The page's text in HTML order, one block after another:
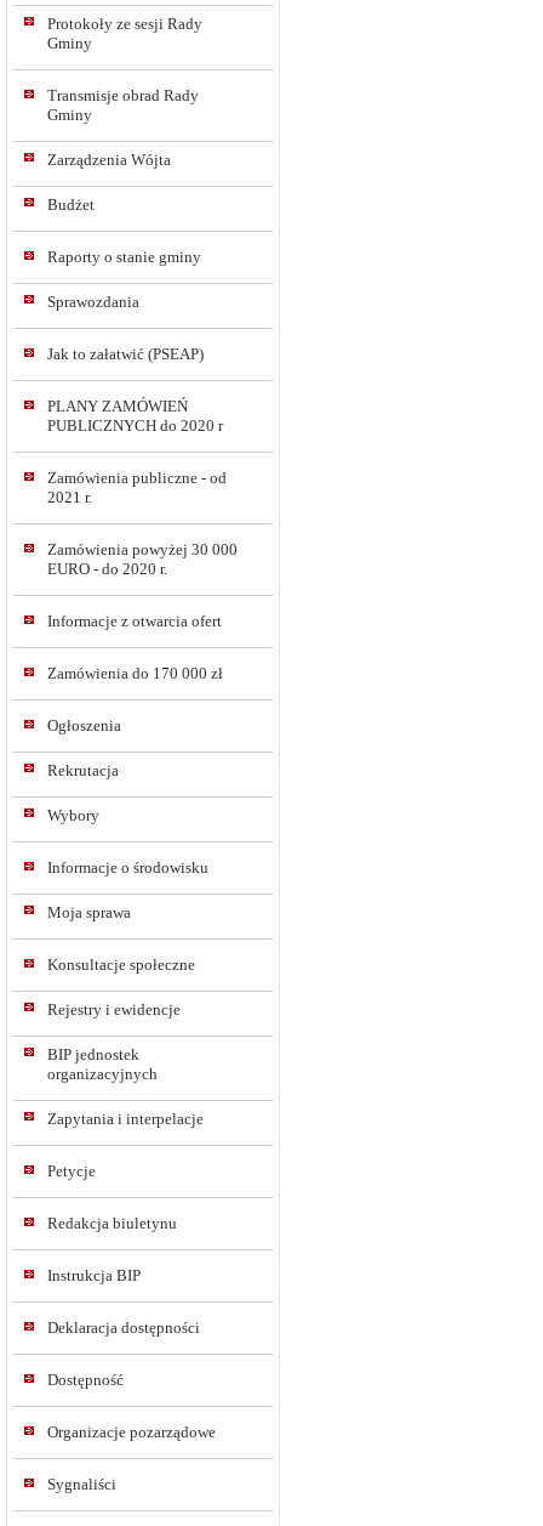
Protokoły ze sesji Rady
Gminy
Transmisje obrad Rady
Gminy
Zarządzenia Wójta
Budżet
Raporty o stanie gminy
Sprawozdania
Jak to załatwić (PSEAP)
PLANY ZAMÓWIEŃ
PUBLICZNYCH do 2020 r
Zamówienia publiczne - od
2021 r.
Zamówienia powyżej 30 000
EURO - do 2020 r.
Informacje z otwarcia ofert
Zamówienia do 170 000 zł
Ogłoszenia
Rekrutacja
Wybory
Informacje o środowisku
Moja sprawa
Konsultacje społeczne
Rejestry i ewidencje
BIP jednostek
organizacyjnych
Zapytania i interpelacje
Petycje
Redakcja biuletynu
Instrukcja BIP
Deklaracja dostępności
Dostępność
Organizacje pozarządowe
Sygnaliści